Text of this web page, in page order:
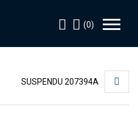
(0)
SUSPENDU 207394A